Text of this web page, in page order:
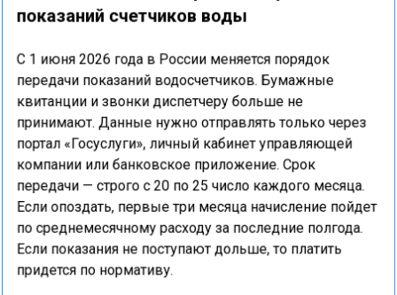
показаний счетчиков воды
С 1 июня 2026 года в России меняется порядок
передачи показаний водосчетчиков. Бумажные
квитанции и звонки диспетчеру больше не
принимают. Данные нужно отправлять только через
портал «Госуслуги», личный кабинет управляющей
компании или банковское приложение. Срок
передачи — строго с 20 по 25 число каждого месяца.
Если опоздать, первые три месяца начисление пойдет
по среднемесячному расходу за последние полгода.
Если показания не поступают дольше, то платить
придется по нормативу.